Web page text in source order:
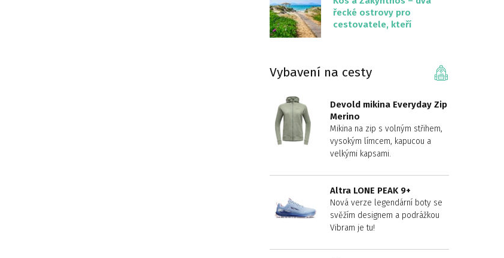
řecké ostrovy pro
cestovatele, kteří
Vybavení na cesty
Devold mikina Everyday Zip
Merino
Mikina na zip s volným střihem,
vysokým límcem, kapucou a
velkými kapsami.
Altra LONE PEAK 9+
Nová verze legendární boty se
svěžím designem a podrážkou
Vibram je tu!